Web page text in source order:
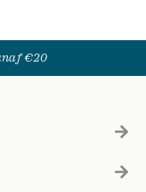
€20